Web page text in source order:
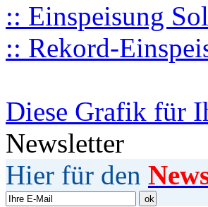
:: Einspeisung
:: Rekord-
Diese Grafik für
Newsletter
Hier für den